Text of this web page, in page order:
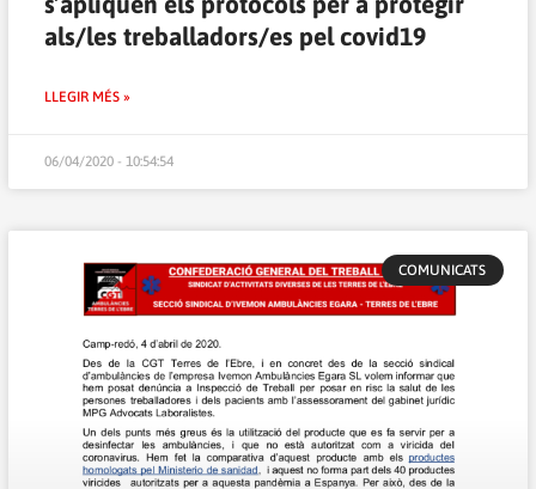
als/les treballadors/es pel covid19
LLEGIR MÉS »
06/04/2020 - 10:54:54
COMUNICATS